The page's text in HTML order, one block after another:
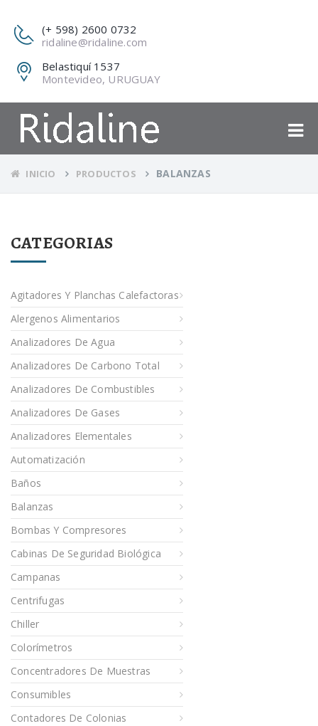
(+ 598) 2600 0732
ridaline@ridaline.com
Belastiquí 1537
Montevideo, URUGUAY
INICIO PRODUCTOS BALANZAS
CATEGORIAS
Agitadores Y Planchas Calefactoras
Alergenos Alimentarios
Analizadores De Agua
Analizadores De Carbono Total
Analizadores De Combustibles
Analizadores De Gases
Analizadores Elementales
Automatización
Baños
Balanzas
Bombas Y Compresores
Cabinas De Seguridad Biológica
Campanas
Centrifugas
Chiller
Colorímetros
Concentradores De Muestras
Consumibles
Contadores De Colonias